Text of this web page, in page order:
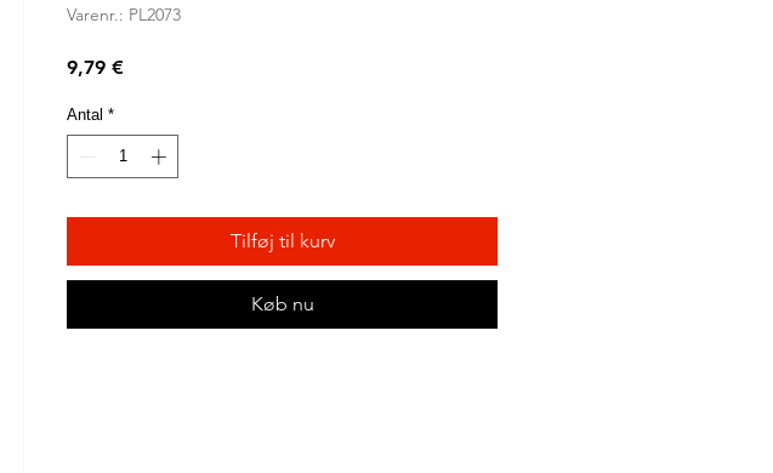
Varenr.: PL2073
9,79 €Pris
Antal *
Tilføj til kurv
Køb nu